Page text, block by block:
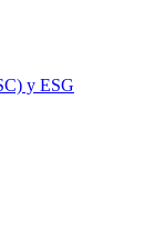
y ESG